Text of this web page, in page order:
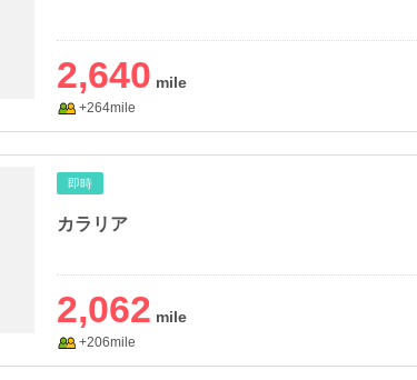
2,640
+264mile
即時
カラリア
2,062
+206mile